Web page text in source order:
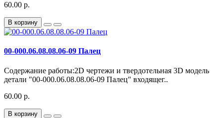
60.00 р.
В корзину
00-000.06.08.08.06-09 Палец
Содержание работы:2D чертежи и твердотельная 3D модель
детали "00-000.06.08.08.06-09 Палец" входящег..
60.00 р.
В корзину